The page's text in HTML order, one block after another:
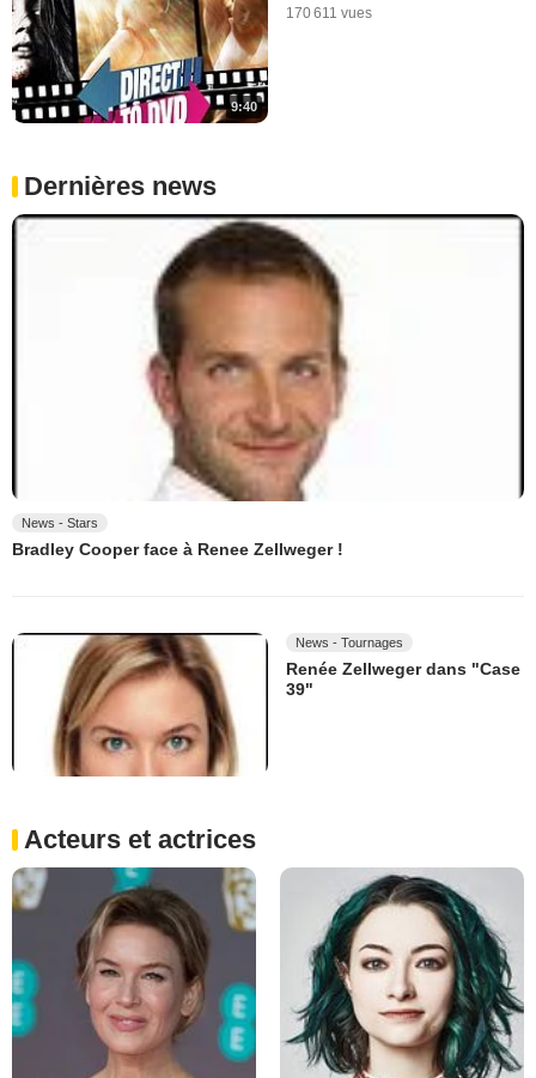
9:40
170 611 vues
Dernières news
News - Stars
Bradley Cooper face à Renee Zellweger !
News - Tournages
Renée Zellweger dans "Case
39"
Acteurs et actrices